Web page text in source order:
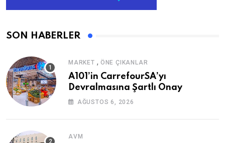
SON HABERLER
MARKET , ÖNE ÇIKANLAR
A101’in CarrefourSA’yı
Devralmasına Şartlı Onay
AĞUSTOS 6, 2026
AVM